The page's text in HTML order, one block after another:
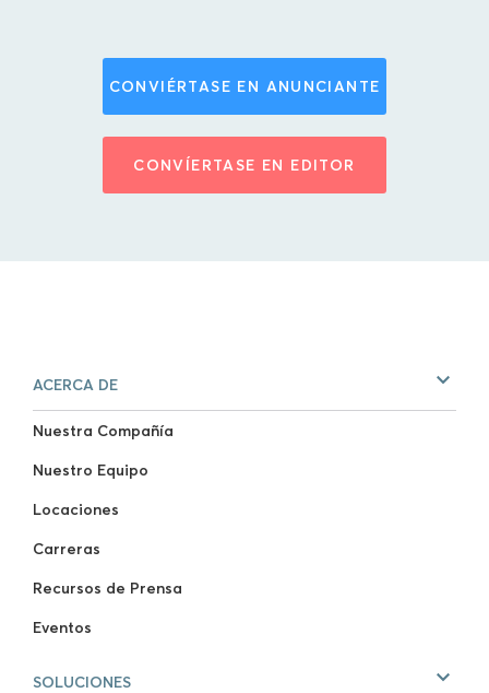
CONVIÉRTASE EN ANUNCIANTE
CONVÍERTASE EN EDITOR
ACERCA DE
Nuestra Compañía
Nuestro Equipo
Locaciones
Carreras
Recursos de Prensa
Eventos
SOLUCIONES